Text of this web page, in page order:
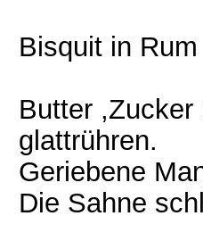
Bisquit in
Butter
glattrühren.
Geriebene
Die Sahne